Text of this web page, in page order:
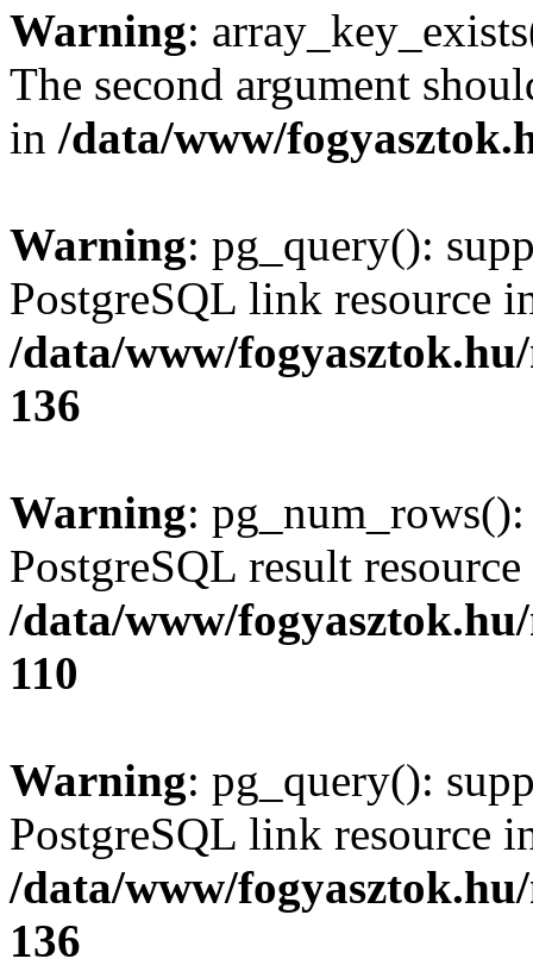
Warning:
The second argument
in /data/www/
Warning: pg_query():
PostgreSQL link resource
/data/www/
136
Warning:
PostgreSQL result
/data/www/
110
Warning: pg_query():
PostgreSQL link resource
/data/www/
136